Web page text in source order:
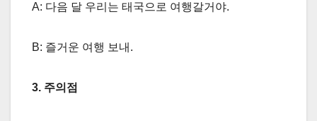
A: 다음 달 우리는 태국으로 여행갈거야.
B: 즐거운 여행 보내.
3. 주의점